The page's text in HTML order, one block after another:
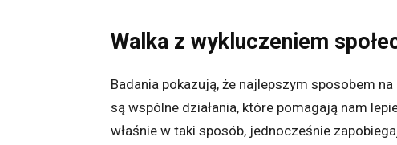
Walka z wykluczeniem
Badania pokazują, że najlepszym sposobem
są wspólne działania, które pomagają nam
właśnie w taki sposób, jednocześnie